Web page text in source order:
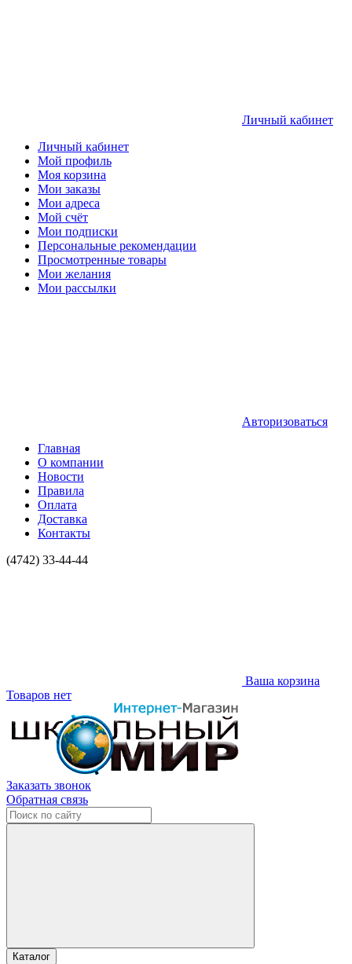
Личный кабинет
Личный кабинет
Мой профиль
Моя корзина
Мои заказы
Мои адреса
Мой счёт
Мои подписки
Персональные рекомендации
Просмотренные товары
Мои желания
Мои рассылки
Авторизоваться
Главная
О компании
Новости
Правила
Оплата
Доставка
Контакты
(4742) 33-44-44
Ваша корзина
Товаров нет
Заказать звонок
Обратная связь
Каталог